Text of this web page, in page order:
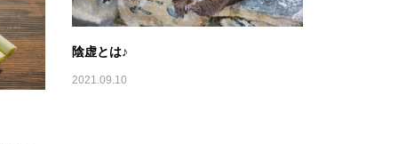
陰虚とは♪
2021.09.10